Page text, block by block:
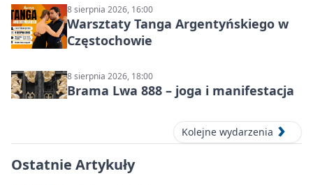
8 sierpnia 2026, 16:00
Warsztaty Tanga Argentyńskiego w
Częstochowie
8 sierpnia 2026, 18:00
Brama Lwa 888 – joga i manifestacja
Kolejne wydarzenia
Ostatnie Artykuły